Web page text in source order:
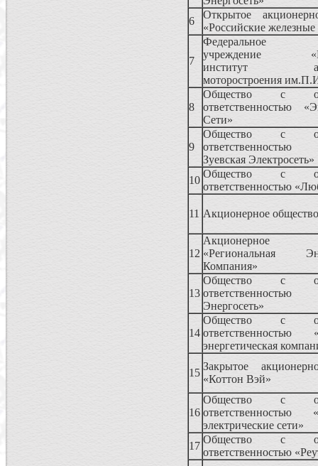
6
Открытое
«Российские железные
7
Федеральное
учреждение
институт
моторостроения
8
Общество с
ответственностью
Сети»
9
Общество с
Зуевская Электросеть»
10
Общество с
ответственностью
11 Акционерное
12
Акционерное
«Региональная
Компания»
13
Общество с
Энергосеть»
14
Общество с
ответственностью
энергетическая
15
Закрытое
«Коттон Вэй»
16
Общество с
ответственностью
электрические сети»
17
Общество с
ответственностью